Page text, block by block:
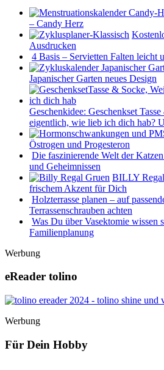
– Candy Herz
Ausdrucken
4 Basis – Servietten Falten leicht
Japanischer Garten neues Design
Geschenkidee: Geschenkset
eigentlich, wie lieb ich dich hab?
Östrogen und Progesteron
Die faszinierende Welt der
und Geheimnissen
BILLY
frischem Akzent für Dich
Holzterrasse planen – auf
Terrassenschrauben achten
Was Du über Vasektomie wissen
Familienplanung
Werbung
eReader tolino
Werbung
Für Dein Hobby